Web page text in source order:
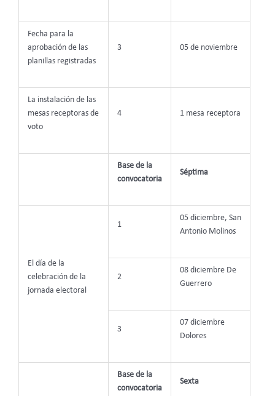
Fecha para la
aprobación de las
planillas registradas
3 05 de noviembre
La instalación de las
mesas receptoras de
voto
4 1 mesa receptora
Base de la
convocatoria
Séptima
El día de la
celebración de la
jornada electoral
1
05 diciembre, San
Antonio Molinos
2
08 diciembre De
Guerrero
3
07 diciembre
Dolores
Base de la
convocatoria
Sexta